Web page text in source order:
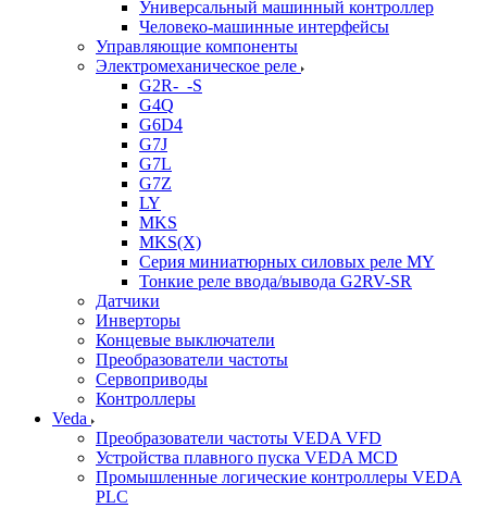
Универсальный машинный контроллер
Человеко-машинные интерфейсы
Управляющие компоненты
Электромеханическое реле
G2R-_-S
G4Q
G6D4
G7J
G7L
G7Z
LY
MKS
MKS(X)
Серия миниатюрных силовых реле MY
Тонкие реле ввода/вывода G2RV-SR
Датчики
Инверторы
Концевые выключатели
Преобразователи частоты
Сервоприводы
Контроллеры
Veda
Преобразователи частоты VEDA VFD
Устройства плавного пуска VEDA MCD
Промышленные логические контроллеры VEDA
PLC